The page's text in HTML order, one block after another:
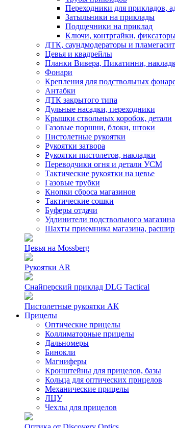
Переходники для прикладов,
Затыльники на приклады
Подщечники на приклад
Ключи, контргайки,
ДТК, саундмодераторы и
Цевья и квадрейлы
Планки Вивера, Пикатинни,
Фонари
Крепления для подствольных
Антабки
ДТК закрытого типа
Дульные насадки, переходники
Крышки ствольных коробок, детали
Газовые поршни, блоки, штоки
Пистолетные рукоятки
Рукоятки затвора
Рукоятки пистолетов, накладки
Переводчики огня и детали УСМ
Тактические рукоятки на цевье
Газовые трубки
Кнопки сброса магазинов
Тактические сошки
Буферы отдачи
Удлинители подствольного магазина
Шахты приемника магазина,
Цевья на Mossberg
Рукоятки AR
Снайперский приклад DLG Tactical
Пистолетные рукоятки АК
Прицелы
Оптические прицелы
Коллиматорные прицелы
Дальномеры
Бинокли
Магниферы
Кронштейны для прицелов, базы
Кольца для оптических прицелов
Механические прицелы
ЛЦУ
Чехлы для прицелов